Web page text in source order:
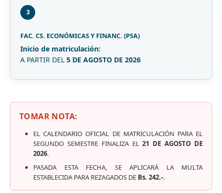
3
FAC. CS. ECONÓMICAS Y FINANC. (PSA)
Inicio de matriculación:
A PARTIR DEL 5 DE AGOSTO DE 2026
TOMAR NOTA:
EL CALENDARIO OFICIAL DE MATRICULACIÓN PARA EL
SEGUNDO SEMESTRE FINALIZA EL21 DE AGOSTO DE
2026.
PASADA ESTA FECHA, SE APLICARÁ LA MULTA
ESTABLECIDA PARA REZAGADOS DE Bs. 242.-.